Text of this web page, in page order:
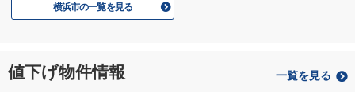
横浜市の一覧を見る
値下げ物件情報 一覧を見る